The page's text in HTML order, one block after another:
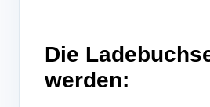
Die
werden: